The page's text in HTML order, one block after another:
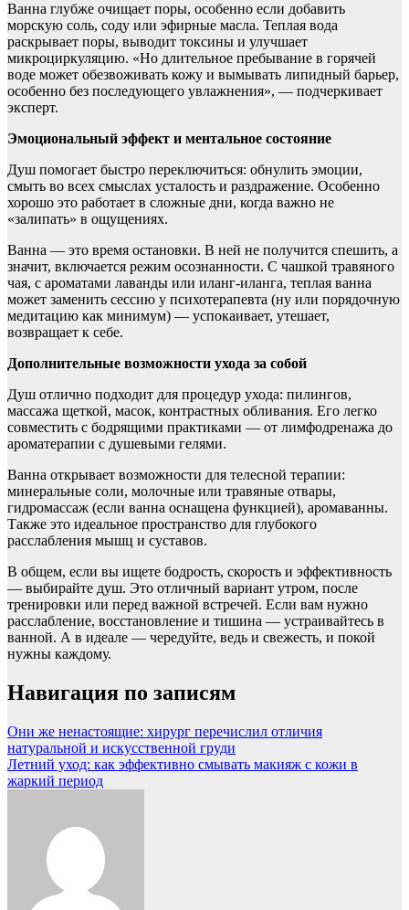
Ванна глубже очищает поры, особенно если добавить
морскую соль, соду или эфирные масла. Теплая вода
раскрывает поры, выводит токсины и улучшает
микроциркуляцию. «Но длительное пребывание в горячей
воде может обезвоживать кожу и вымывать липидный барьер,
особенно без последующего увлажнения», — подчеркивает
эксперт.
Эмоциональный эффект и ментальное состояние
Душ помогает быстро переключиться: обнулить эмоции,
смыть во всех смыслах усталость и раздражение. Особенно
хорошо это работает в сложные дни, когда важно не
«залипать» в ощущениях.
Ванна — это время остановки. В ней не получится спешить, а
значит, включается режим осознанности. С чашкой травяного
чая, с ароматами лаванды или иланг-иланга, теплая ванна
может заменить сессию у психотерапевта (ну или порядочную
медитацию как минимум) — успокаивает, утешает,
возвращает к себе.
Дополнительные возможности ухода за собой
Душ отлично подходит для процедур ухода: пилингов,
массажа щеткой, масок, контрастных обливания. Его легко
совместить с бодрящими практиками — от лимфодренажа до
ароматерапии с душевыми гелями.
Ванна открывает возможности для телесной терапии:
минеральные соли, молочные или травяные отвары,
гидромассаж (если ванна оснащена функцией), аромаванны.
Также это идеальное пространство для глубокого
расслабления мышц и суставов.
В общем, если вы ищете бодрость, скорость и эффективность
— выбирайте душ. Это отличный вариант утром, после
тренировки или перед важной встречей. Если вам нужно
расслабление, восстановление и тишина — устраивайтесь в
ванной. А в идеале — чередуйте, ведь и свежесть, и покой
нужны каждому.
Навигация по записям
Они же ненастоящие: хирург перечислил отличия
натуральной и искусственной груди
Летний уход: как эффективно смывать макияж с кожи в
жаркий период